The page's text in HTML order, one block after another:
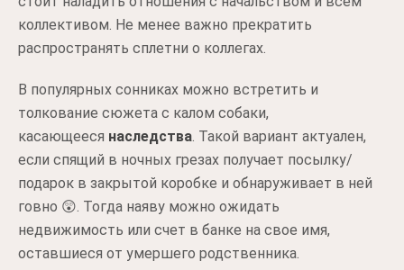
коллективом. Не менее важно прекратить
распространять сплетни о коллегах.
В популярных сонниках можно встретить и
толкование сюжета с калом собаки,
касающееся наследства. Такой вариант актуален,
если спящий в ночных грезах получает посылку/
подарок в закрытой коробке и обнаруживает в ней
говно 😲. Тогда наяву можно ожидать
недвижимость или счет в банке на свое имя,
оставшиеся от умершего родственника.